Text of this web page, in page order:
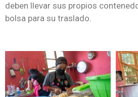
deben llevar sus propios
bolsa para su traslado.